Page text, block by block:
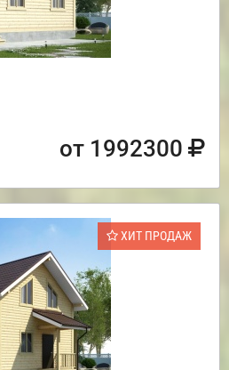
от 1992300
ХИТ ПРОДАЖ